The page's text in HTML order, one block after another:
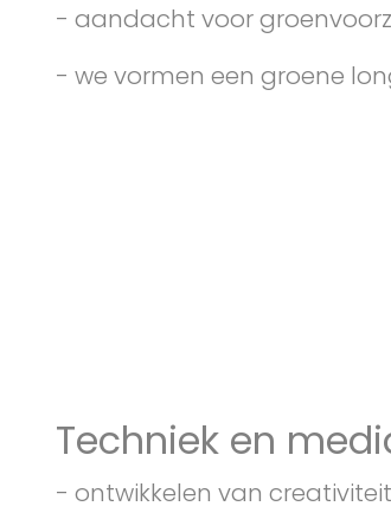
- aandacht voor
- we vormen een groene
Techniek en
- ontwikkelen van